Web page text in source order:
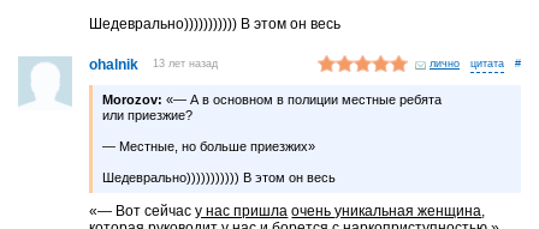
Шедеврально))))))))))) В этом он весь
ohalnik 13 лет назад лично #
Morozov: «— А в основном в полиции местные ребята
или приезжие?
— Местные, но больше приезжих»
Шедеврально))))))))))) В этом он весь
«— Вот сейчасу нас пришла очень уникальная женщина,